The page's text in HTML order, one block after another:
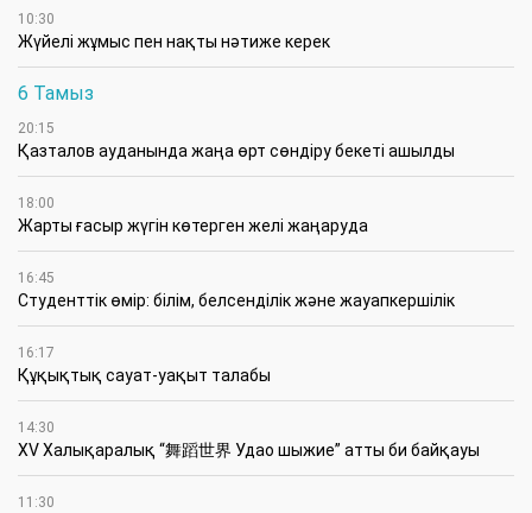
10:30
Жүйелі жұмыс пен нақты нәтиже керек
6 Тамыз
20:15
Қазталов ауданында жаңа өрт сөндіру бекеті ашылды
18:00
Жарты ғасыр жүгін көтерген желі жаңаруда
16:45
Студенттік өмір: білім, белсенділік және жауапкершілік
16:17
Құқықтық сауат-уақыт талабы
14:30
XV Халықаралық “舞蹈世界 Удао шыжие” атты би байқауы
11:30